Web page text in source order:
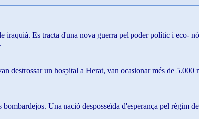
iraquià. Es tracta d'una nova guerra pel poder polític i eco-
destrossar un hospital a Herat, van ocasionar més de
Una nació desposseïda d'esperança pel règim